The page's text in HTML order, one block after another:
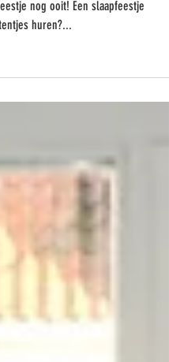
zo gemakkelijk was het
nog ooit! Een slaapfeestje
huren?...